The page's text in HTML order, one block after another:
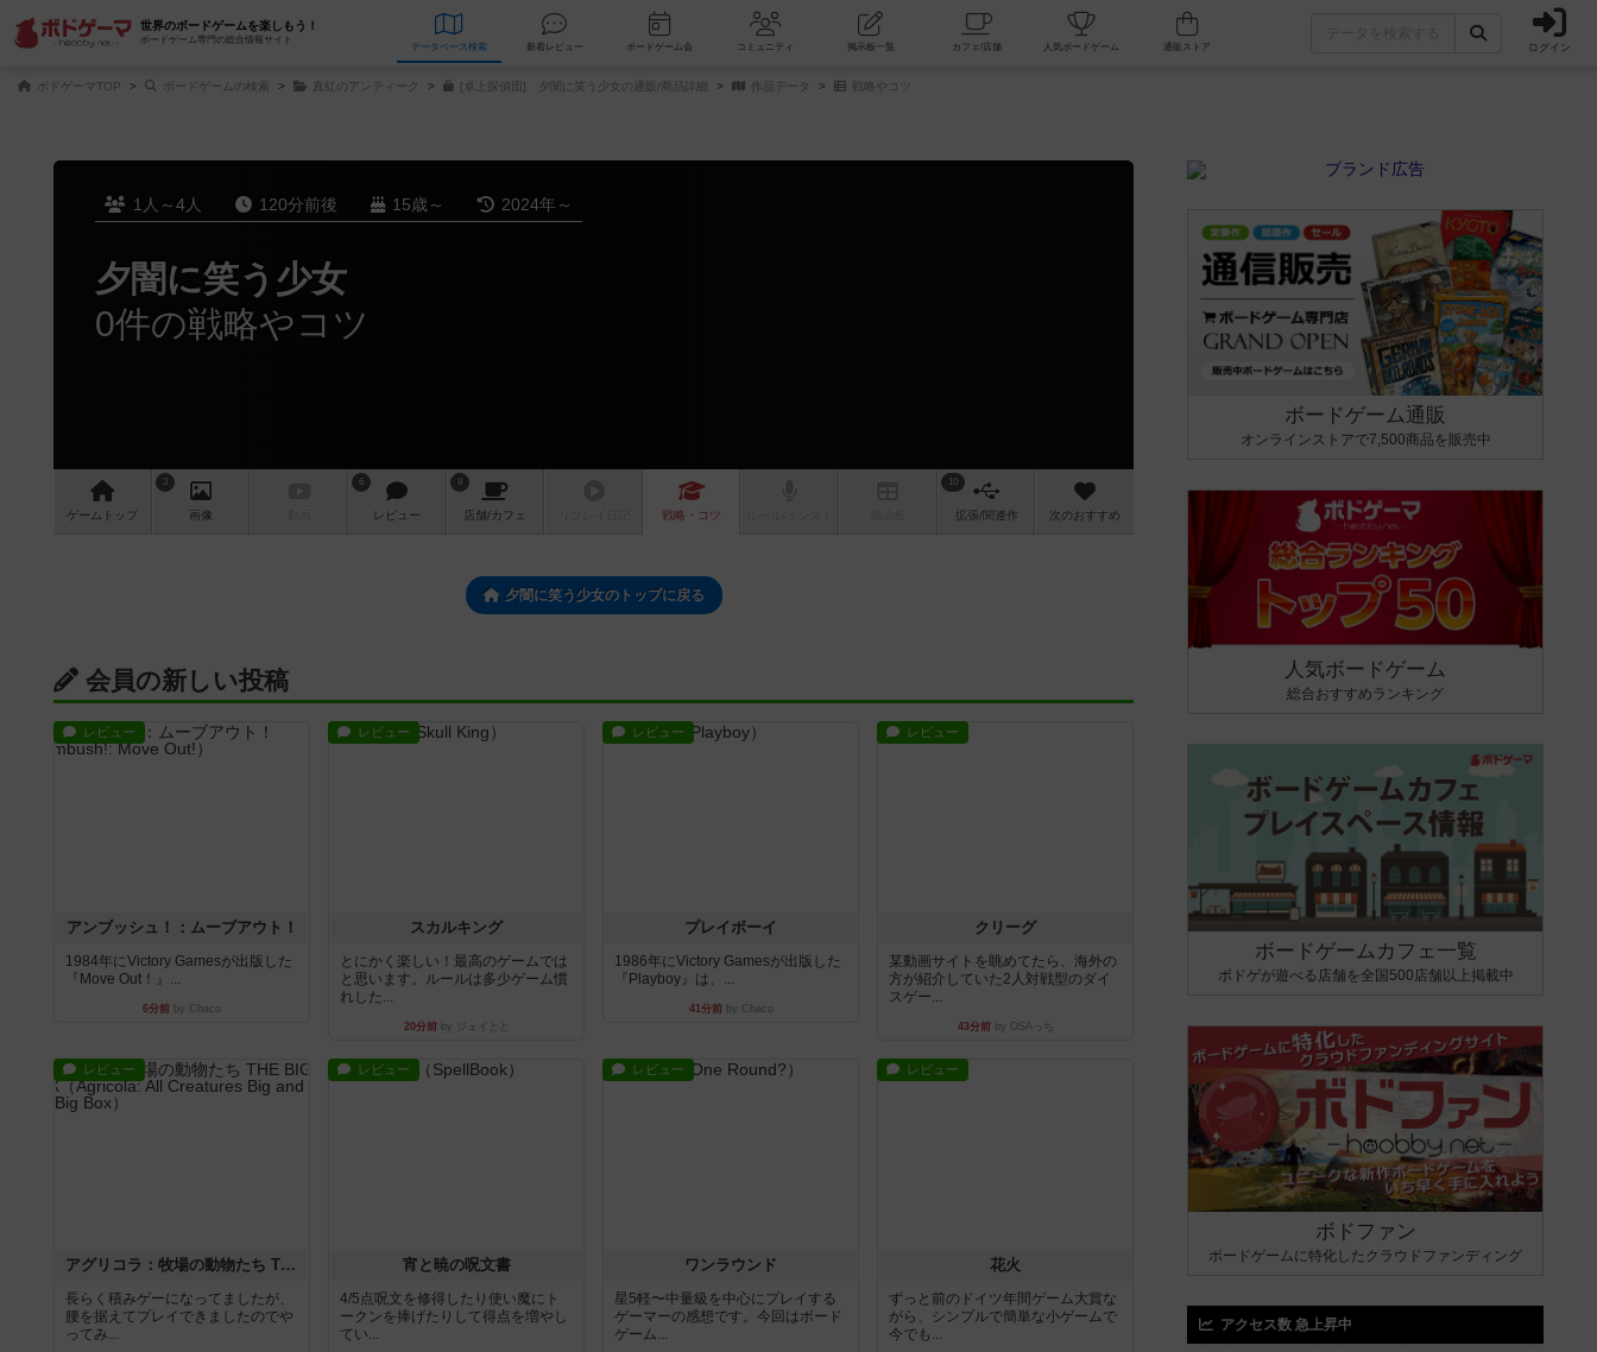
世界のボードゲームを楽しもう！
ボードゲーム専門の総合情報サイト
データベース 検索 新着レビュー ボードゲーム会 コミュニティ 掲示板一覧 カフェ/店舗 人気ボードゲーム ログイン
ボドゲーマTOP ボードゲームの検索 真紅のアンティーク [卓上探偵団] 夕闇に笑う少女の通販/商品詳細 作品データ 戦略やコツ
1人～4人 120分前後 15歳～ 2024年～
夕闇に笑う少女
0件の戦略やコツ
ゲーム トップ
3
画像
6
レビュー
8
店舗/カフェ 戦略 ・コツ
10
拡張/関連作 次のおすすめ
夕闇に笑う少女のトップに戻る
会員の新しい投稿
レビュー
アンブッシュ！：ムーブアウト！
1984年にVictory Gamesが出版した
『Move Out！』...
6分前 by Chaco
レビュー
スカルキング
とにかく楽しい！最高のゲームでは
と思います。ルールは多少ゲーム慣
れした...
20分前by ジェイとと
レビュー
プレイボーイ
1986年にVictory Gamesが出版した
『Playboy』は、...
41分前by Chaco
レビュー
クリーグ
某動画サイトを眺めてたら、海外の
方が紹介していた2人対戦型のダイ
スゲー...
43分前by OSAっち
レビュー
アグリコラ：牧場の動物たち THE BIG BOX
長らく積みゲーになってましたが、
腰を据えてプレイできましたのでや
ってみ...
レビュー
宵と暁の呪文書
4/5点呪文を修得したり使い魔にト
ークンを捧げたりして得点を増やし
てい...
レビュー
ワンラウンド
星5軽〜中量級を中心にプレイする
ゲーマーの感想です。今回はボード
ゲーム...
レビュー
花火
ずっと前のドイツ年間ゲーム大賞な
がら、シンプルで簡単な小ゲームで
今でも...
ボードゲーム通販
オンラインストアで7,500商品を販売中
人気ボードゲーム
総合おすすめランキング
ボードゲームカフェ一覧
ボドゲが遊べる店舗を全国500店舗以上掲載中
ボドファン
ボードゲームに特化したクラウドファンディング
アクセス数 急上昇中